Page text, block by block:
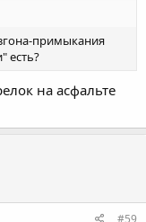
примыкания
есть?
на асфальте